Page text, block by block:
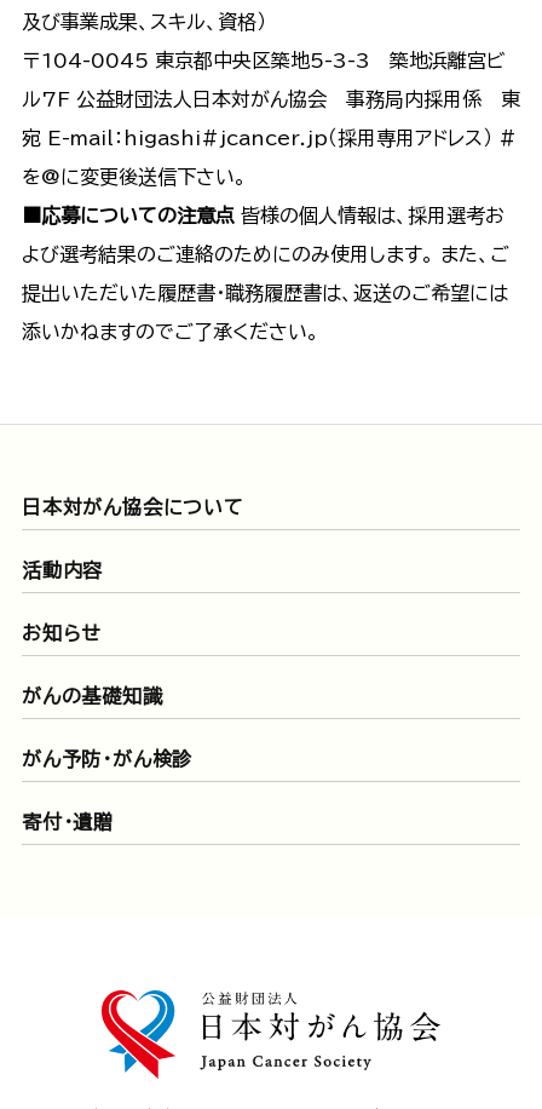
及び事業成果、スキル、資格）
〒104-0045 東京都中央区築地5-3-3 築地浜離宮ビ
ル7F 公益財団法人日本対がん協会 事務局内採用係 東
宛 E-mail：higashi#jcancer.jp（採用専用アドレス） #
を@に変更後送信下さい。
■応募についての注意点 皆様の個人情報は、採用選考お
よび選考結果のご連絡のためにのみ使用します。 また、ご
提出いただいた履歴書・職務履歴書は、返送のご希望には
添いかねますのでご了承ください。
日本対がん協会について
活動内容
お知らせ
がんの基礎知識
がん予防・がん検診
寄付・遺贈